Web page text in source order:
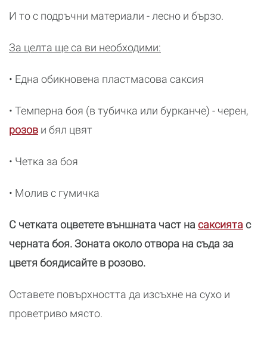
И то с подръчни материали - лесно и бързо.
За целта ще са ви необходими:
• Една обикновена пластмасова саксия
• Темперна боя (в тубичка или бурканче) - черен,
розов и бял цвят
• Четка за боя
• Молив с гумичка
С четката оцветете външната част на саксията с
черната боя. Зоната около отвора на съда за
цветя боядисайте в розово.
Оставете повърхността да изсъхне на сухо и
проветриво място.